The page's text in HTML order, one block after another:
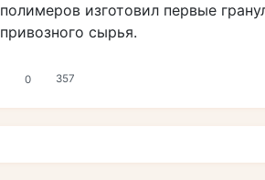
полимеров изготовил первые
привозного сырья.
0 357